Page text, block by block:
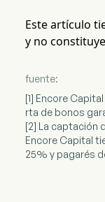
Este artículo
y no
fuente:
[1] Encore
rta de bonos
[2] La captación
Encore Capital
25% y pagarés